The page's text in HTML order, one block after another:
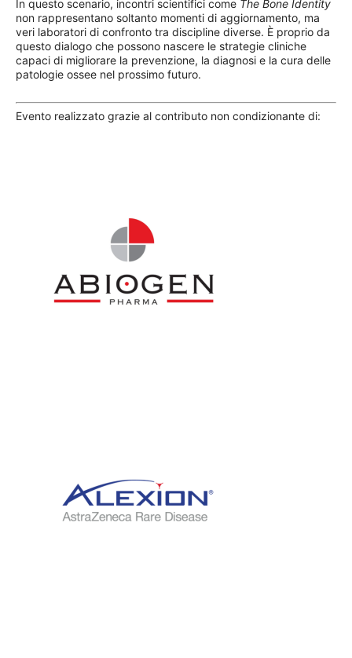
In questo scenario, incontri scientifici come The Bone Identity
non rappresentano soltanto momenti di aggiornamento, ma
veri laboratori di confronto tra discipline diverse. È proprio da
questo dialogo che possono nascere le strategie cliniche
capaci di migliorare la prevenzione, la diagnosi e la cura delle
patologie ossee nel prossimo futuro.
Evento realizzato grazie al contributo non condizionante di: